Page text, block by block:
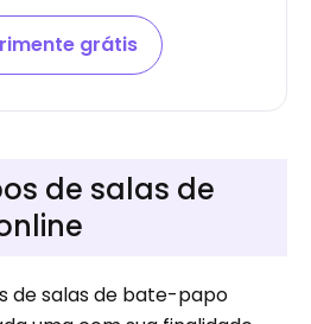
grátis
de salas de
de salas de bate-papo